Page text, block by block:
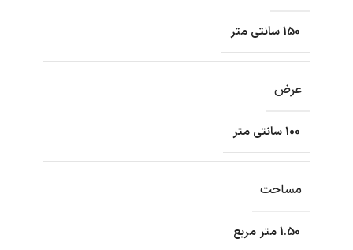
150 سانتی متر
عرض
100 سانتی متر
مساحت
1.50 متر مربع